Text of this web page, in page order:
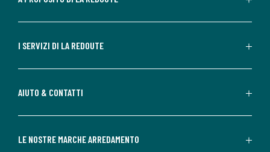
I SERVIZI DI LA REDOUTE
AIUTO & CONTATTI
LE NOSTRE MARCHE ARREDAMENTO